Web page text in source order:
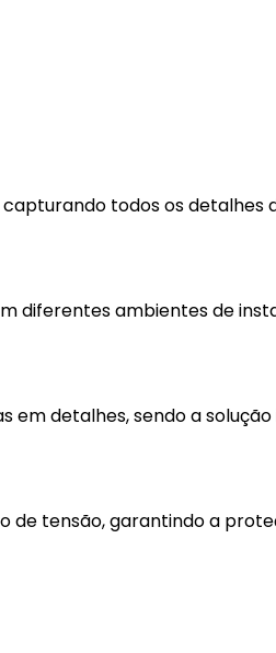
todos os detalhes
diferentes ambientes de
em detalhes, sendo a
tensão, garantindo a